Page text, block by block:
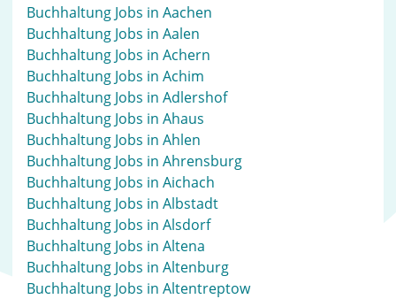
Buchhaltung Jobs in Aachen
Buchhaltung Jobs in Aalen
Buchhaltung Jobs in Achern
Buchhaltung Jobs in Achim
Buchhaltung Jobs in Adlershof
Buchhaltung Jobs in Ahaus
Buchhaltung Jobs in Ahlen
Buchhaltung Jobs in Ahrensburg
Buchhaltung Jobs in Aichach
Buchhaltung Jobs in Albstadt
Buchhaltung Jobs in Alsdorf
Buchhaltung Jobs in Altena
Buchhaltung Jobs in Altenburg
Buchhaltung Jobs in Altentreptow